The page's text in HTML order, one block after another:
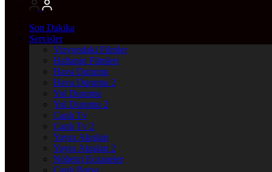
Son Dakika
Servisler
Vizyondaki Filmler
Haftanin Filmleri
Hava Durumu
Hava Durumu 2
Yol Durumu
Yol Durumu 2
Canlı Tv
Canlı Tv 2
Yayın Akışları
Yayın Akışları 2
Nöbetçi Eczaneler
Canlı Borsa